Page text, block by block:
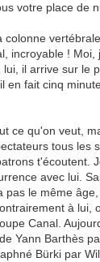
votre place de
colonne
incroyable ! Moi,
il arrive sur le
en fait cinq
ce qu'on veut,
tous les
t'écoutent.
avec lui.
pas le même
à lui,
Canal.
Yann Barthès
Bürki par